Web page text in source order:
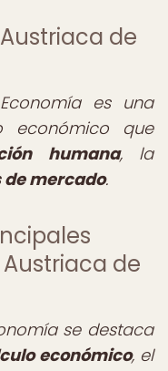
de
es una
económico que
humana, la
de mercado.
de
se destaca
económico, el